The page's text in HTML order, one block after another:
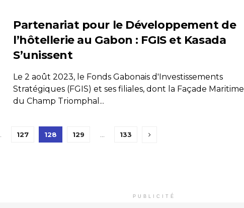
Partenariat pour le Développement de
l’hôtellerie au Gabon : FGIS et Kasada
S’unissent
Le 2 août 2023, le Fonds Gabonais d'Investissements
Stratégiques (FGIS) et ses filiales, dont la Façade Maritime
du Champ Triomphal...
127 128 129 133
PUBLICITÉ